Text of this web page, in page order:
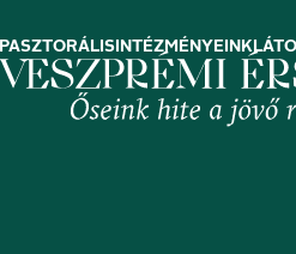
PASZTORÁLIS INTÉZMÉNYEINK